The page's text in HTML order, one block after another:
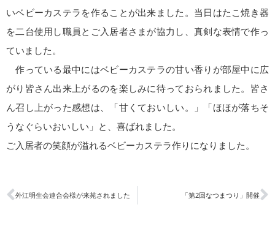
いベビーカステラを作ることが出来ました。当日はたこ焼き器
を二台使用し職員とご入居者さまが協力し、真剣な表情で作っ
ていました。
作っている最中にはベビーカステラの甘い香りが部屋中に広
がり皆さん出来上がるのを楽しみに待っておられました。皆さ
ん召し上がった感想は、「甘くておいしい。」「ほほが落ちそ
うなぐらいおいしい」と、喜ばれました。
ご入居者の笑顔が溢れるベビーカステラ作りになりました。
外江明生会連合会様が来苑されました 「第2回なつまつり」開催